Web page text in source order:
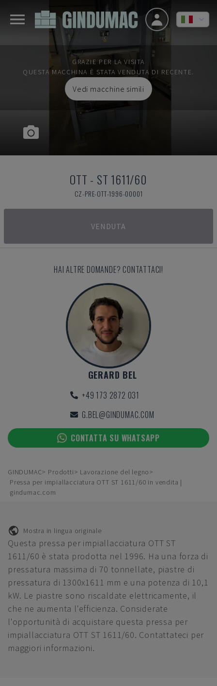
GRAZIE PER LA VISITA
QUESTA MACCHINA È STATA VENDUTA DI RECENTE.
Vedi macchine simili
OTT - ST 1611/60
CZ-PRE-OTT-1996-00001
VENDUTA
HAI ALTRE DOMANDE? CONTATTACI!
GERARD BEL
+49 173 2872 031
G.BEL@GINDUMAC.COM
CONTATTA SU WHATSAPP
GINDUMAC Prodotti
Lavorazione del legno
Pressa per impiallacciatura OTT ST 1611/60 in vendita |
gindumac.com
Mostra in lingua originale
Questa pressa per impiallacciatura OTT ST
1611/60 è stata prodotta nel 1996. Ha una forza di
pressatura massima di 70 tonnellate, piastre di
pressatura di 1300x1611 mm e una potenza di 10,1
kW. Le piastre sono riscaldate elettricamente, il
che ne aumenta l'efficienza. Considerate
l'opportunità di acquistare questa pressa per
impiallacciatura OTT ST 1611/60. Contattateci per
maggiori informazioni.